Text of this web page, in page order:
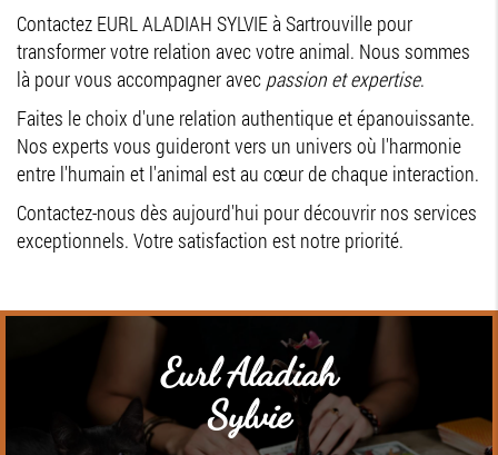
Contactez EURL ALADIAH SYLVIE à Sartrouville pour
transformer votre relation avec votre animal. Nous sommes
là pour vous accompagner avec passion et expertise.
Faites le choix d'une relation authentique et épanouissante.
Nos experts vous guideront vers un univers où l'harmonie
entre l'humain et l'animal est au cœur de chaque interaction.
Contactez-nous dès aujourd'hui pour découvrir nos services
exceptionnels. Votre satisfaction est notre priorité.
Eurl Aladiah
Sylvie